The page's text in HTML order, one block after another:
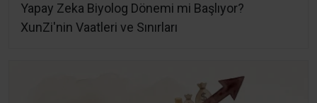
Yapay Zeka Biyolog Dönemi mi Başlıyor?
XunZi'nin Vaatleri ve Sınırları